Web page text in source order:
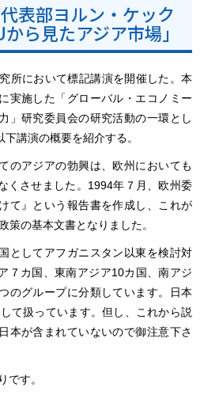
表部ヨルン・ケック
ら見たアジア市場」
所において標記講演を開催した。本
実施した「グローバル・エコノミー
」研究委員会の研究活動の一環とし
講演の概要を紹介する。
のアジアの勃興は、欧州においても
くさせました。1994年７月、欧州委
て』という報告書を作成し、これが
策の基本文書となりました。
としてアフガニスタン以東を検討対
７カ国、東南アジア10カ国、南アジ
のグループに分類しています。日本
て扱っています。但し、これから説
本が含まれていないので御注意下さ
です。